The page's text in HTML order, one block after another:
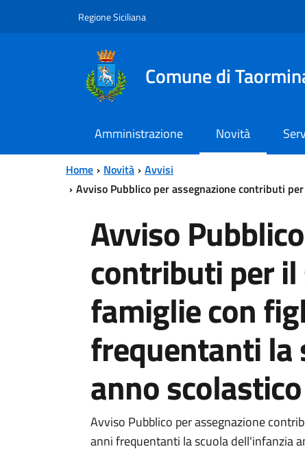
Regione Siciliana
Comune di
Amministrazione Novità
Home Novità
Avvisi
Avviso Pubblico per assegnazione contributi
Avviso
contributi per il
famiglie con
frequentanti la
anno
Avviso Pubblico per assegnazione
anni frequentanti la scuola dell'infanzia